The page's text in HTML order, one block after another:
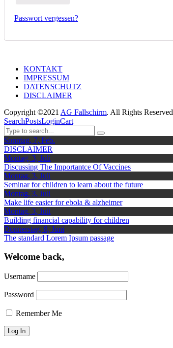
Passwort vergessen?
KONTAKT
IMPRESSUM
DATENSCHUTZ
DISCLAIMER
Copyright ©2021 AG Fallschirm. All Rights Reserved
SearchPostsLoginCart
Sonntag, 7, Feb.
DISCLAIMER
Montag, 3, Juli
Discussing The Importantce Of Vaccines
Montag, 3, Juli
Seminar for children to learn about the future
Montag, 3, Juli
Make life easier for ebola & alzheimer
Montag, 3, Juli
Building financial capability for children
Donnerstag, 8, Juni
The standard Lorem Ipsum passage
Welcome back,
Username
Password
Remember Me